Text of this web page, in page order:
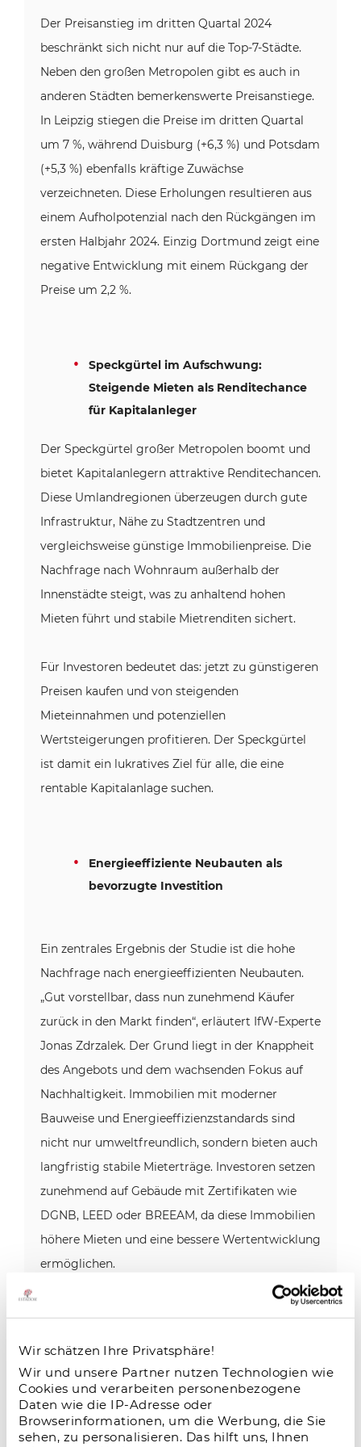
Wir schätzen Ihre Privatsphäre!
Wir und unsere Partner nutzen Technologien wie
Cookies und verarbeiten personenbezogene
Daten wie die IP-Adresse oder
Browserinformationen, um die Werbung, die Sie
sehen, zu personalisieren. Das hilft uns, Ihnen
Der Preisanstieg im dritten Quartal 2024
beschränkt sich nicht nur auf die Top-7-Städte.
Neben den großen Metropolen gibt es auch in
anderen Städten bemerkenswerte Preisanstiege.
In Leipzig stiegen die Preise im dritten Quartal
um 7 %, während Duisburg (+6,3 %) und Potsdam
(+5,3 %) ebenfalls kräftige Zuwächse
verzeichneten. Diese Erholungen resultieren aus
einem Aufholpotenzial nach den Rückgängen im
ersten Halbjahr 2024. Einzig Dortmund zeigt eine
negative Entwicklung mit einem Rückgang der
Preise um 2,2 %.
Speckgürtel im Aufschwung:
Steigende Mieten als Renditechance
für Kapitalanleger
Der Speckgürtel großer Metropolen boomt und
bietet Kapitalanlegern attraktive Renditechancen.
Diese Umlandregionen überzeugen durch gute
Infrastruktur, Nähe zu Stadtzentren und
vergleichsweise günstige Immobilienpreise. Die
Nachfrage nach Wohnraum außerhalb der
Innenstädte steigt, was zu anhaltend hohen
Mieten führt und stabile Mietrenditen sichert.
Für Investoren bedeutet das: jetzt zu günstigeren
Preisen kaufen und von steigenden
Mieteinnahmen und potenziellen
Wertsteigerungen profitieren. Der Speckgürtel
ist damit ein lukratives Ziel für alle, die eine
rentable Kapitalanlage suchen.
Energieeffiziente Neubauten als
bevorzugte Investition
Ein zentrales Ergebnis der Studie ist die hohe
Nachfrage nach energieeffizienten Neubauten.
„Gut vorstellbar, dass nun zunehmend Käufer
zurück in den Markt finden“, erläutert IfW-Experte
Jonas Zdrzalek. Der Grund liegt in der Knappheit
des Angebots und dem wachsenden Fokus auf
Nachhaltigkeit. Immobilien mit moderner
Bauweise und Energieeffizienzstandards sind
nicht nur umweltfreundlich, sondern bieten auch
langfristig stabile Mieterträge. Investoren setzen
zunehmend auf Gebäude mit Zertifikaten wie
DGNB, LEED oder BREEAM, da diese Immobilien
höhere Mieten und eine bessere Wertentwicklung
ermöglichen.
Fazit: Immobilien als sichere
Kapitalanlage
Die aktuelle Marktentwicklung zeigt, dass sich